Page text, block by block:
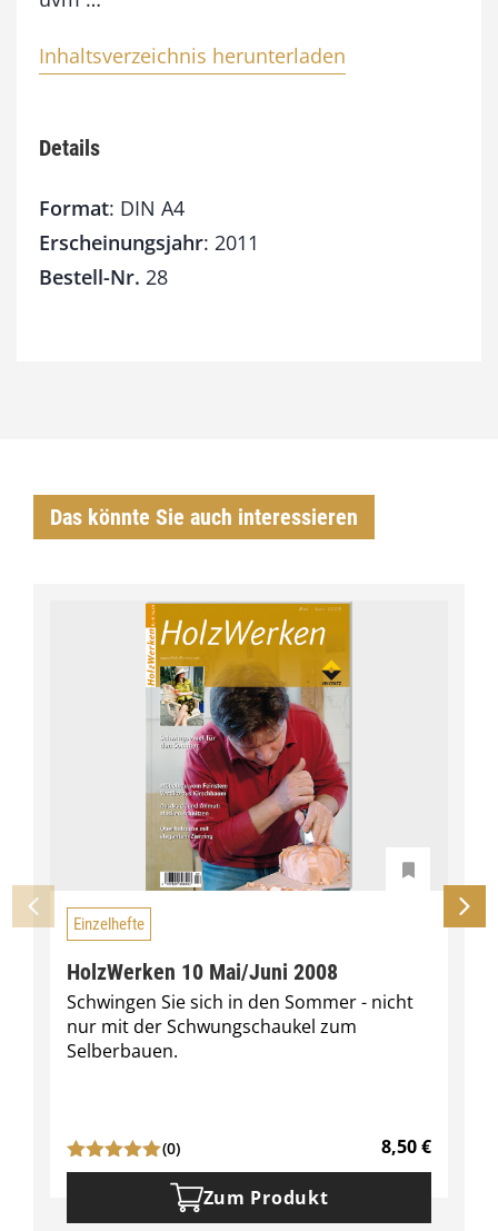
Inhaltsverzeichnis herunterladen
Details
Format: DIN A4
Erscheinungsjahr: 2011
Bestell-Nr. 28
Das könnte Sie auch interessieren
Einzelhefte
HolzWerken 10 Mai/Juni 2008
Schwingen Sie sich in den Sommer - nicht
nur mit der Schwungschaukel zum
Selberbauen.
(0) 8,50€
Zum Produkt